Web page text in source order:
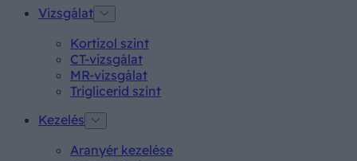
Vizsgálat
Kortizol szint
CT-vizsgálat
MR-vizsgálat
Triglicerid szint
Kezelés
Aranyér kezelése